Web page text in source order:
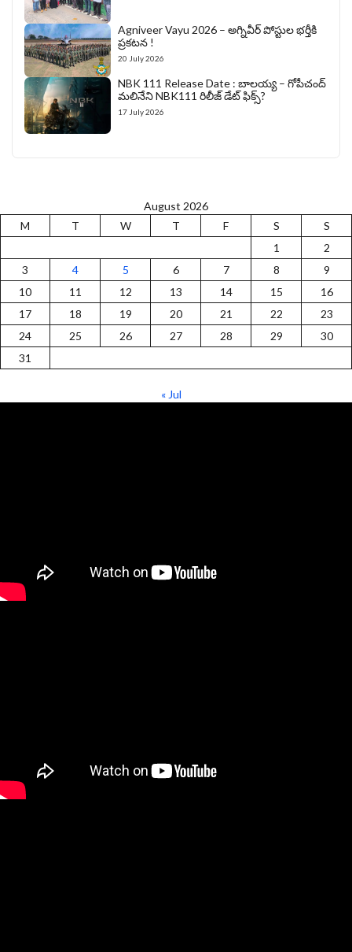
Agniveer Vayu 2026 – అగ్నివీర్‌ పోస్టుల భర్తీకి
ప్రకటన !
20 July 2026
NBK 111 Release Date : బాలయ్య – గోపీచంద్
మలినేని NBK111 రిలీజ్ డేట్ ఫిక్స్?
17 July 2026
August 2026
M
T W T F S
S
1
2
3
4 5 6 7 8
9
10
11 12 13 14 15
16
17
18 19 20 21 22
23
24
25 26 27 28 29
30
31
« Jul